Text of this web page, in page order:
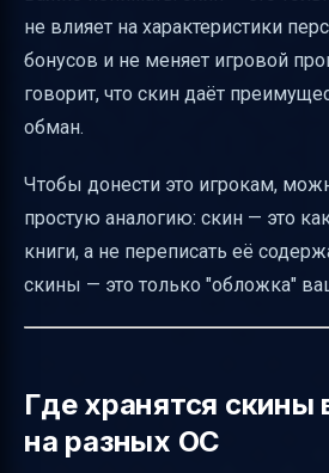
не влияет на характеристики
бонусов и не меняет игровой
говорит, что скин даёт
обман.
Чтобы донести это игрокам,
простую аналогию: скин — это
книги, а не переписать её
скины — это только "обложка"
Где хранятся скины
на разных ОС